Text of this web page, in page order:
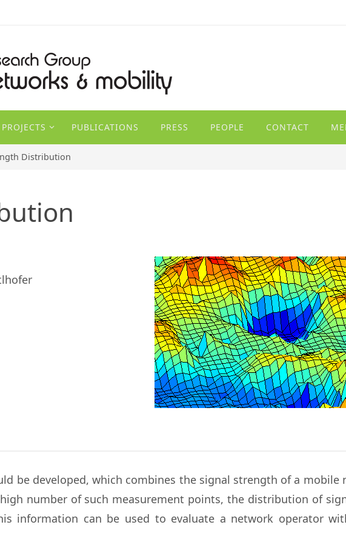
PUBLICATIONS PRESS PEOPLE CONTACT
Distribution
be developed, which combines the signal strength of a mobile
number of such measurement points, the distribution of
information can be used to evaluate a network operator